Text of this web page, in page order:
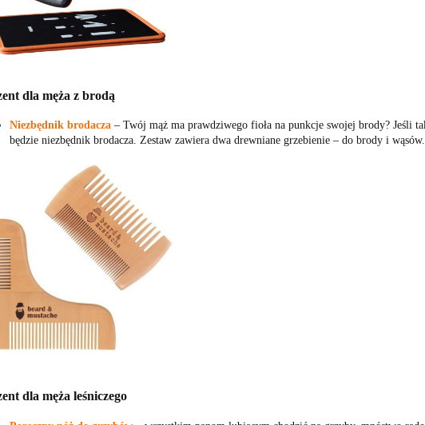
dla męża z brodą
Niezbędnik brodacza‒ Twój mąż ma prawdziwego fioła na punkcje swojej brody? Jeśli
będzie niezbędnik brodacza. Zestaw zawiera dwa drewniane grzebienie ‒ do brody i wąsów.
dla męża leśniczego